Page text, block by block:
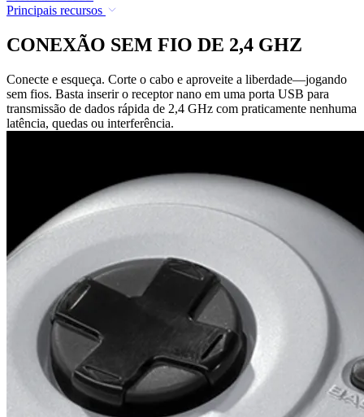
Principais recursos
CONEXÃO SEM FIO DE 2,4 GHZ
Conecte e esqueça. Corte o cabo e aproveite a liberdade—jogando
sem fios. Basta inserir o receptor nano em uma porta USB para
transmissão de dados rápida de 2,4 GHz com praticamente nenhuma
latência, quedas ou interferência.